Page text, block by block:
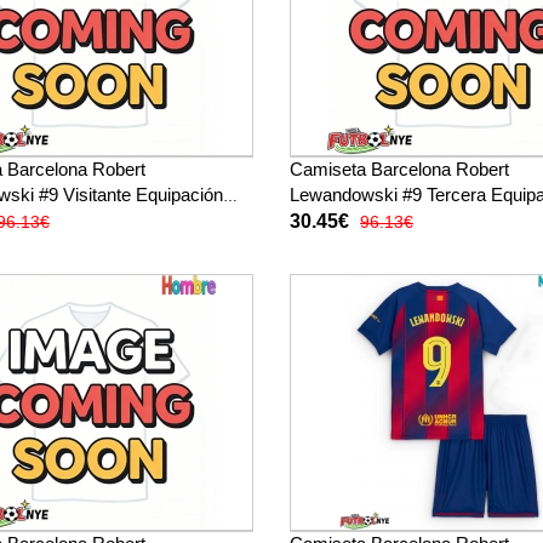
Barcelona Robert
#9 Visitante Equipación
2026-27 manga corta (+
Camiseta Barcelona Robert
Lewandowski #9 Tercera
para niños 2026-27 manga
30.45€ 96.13€